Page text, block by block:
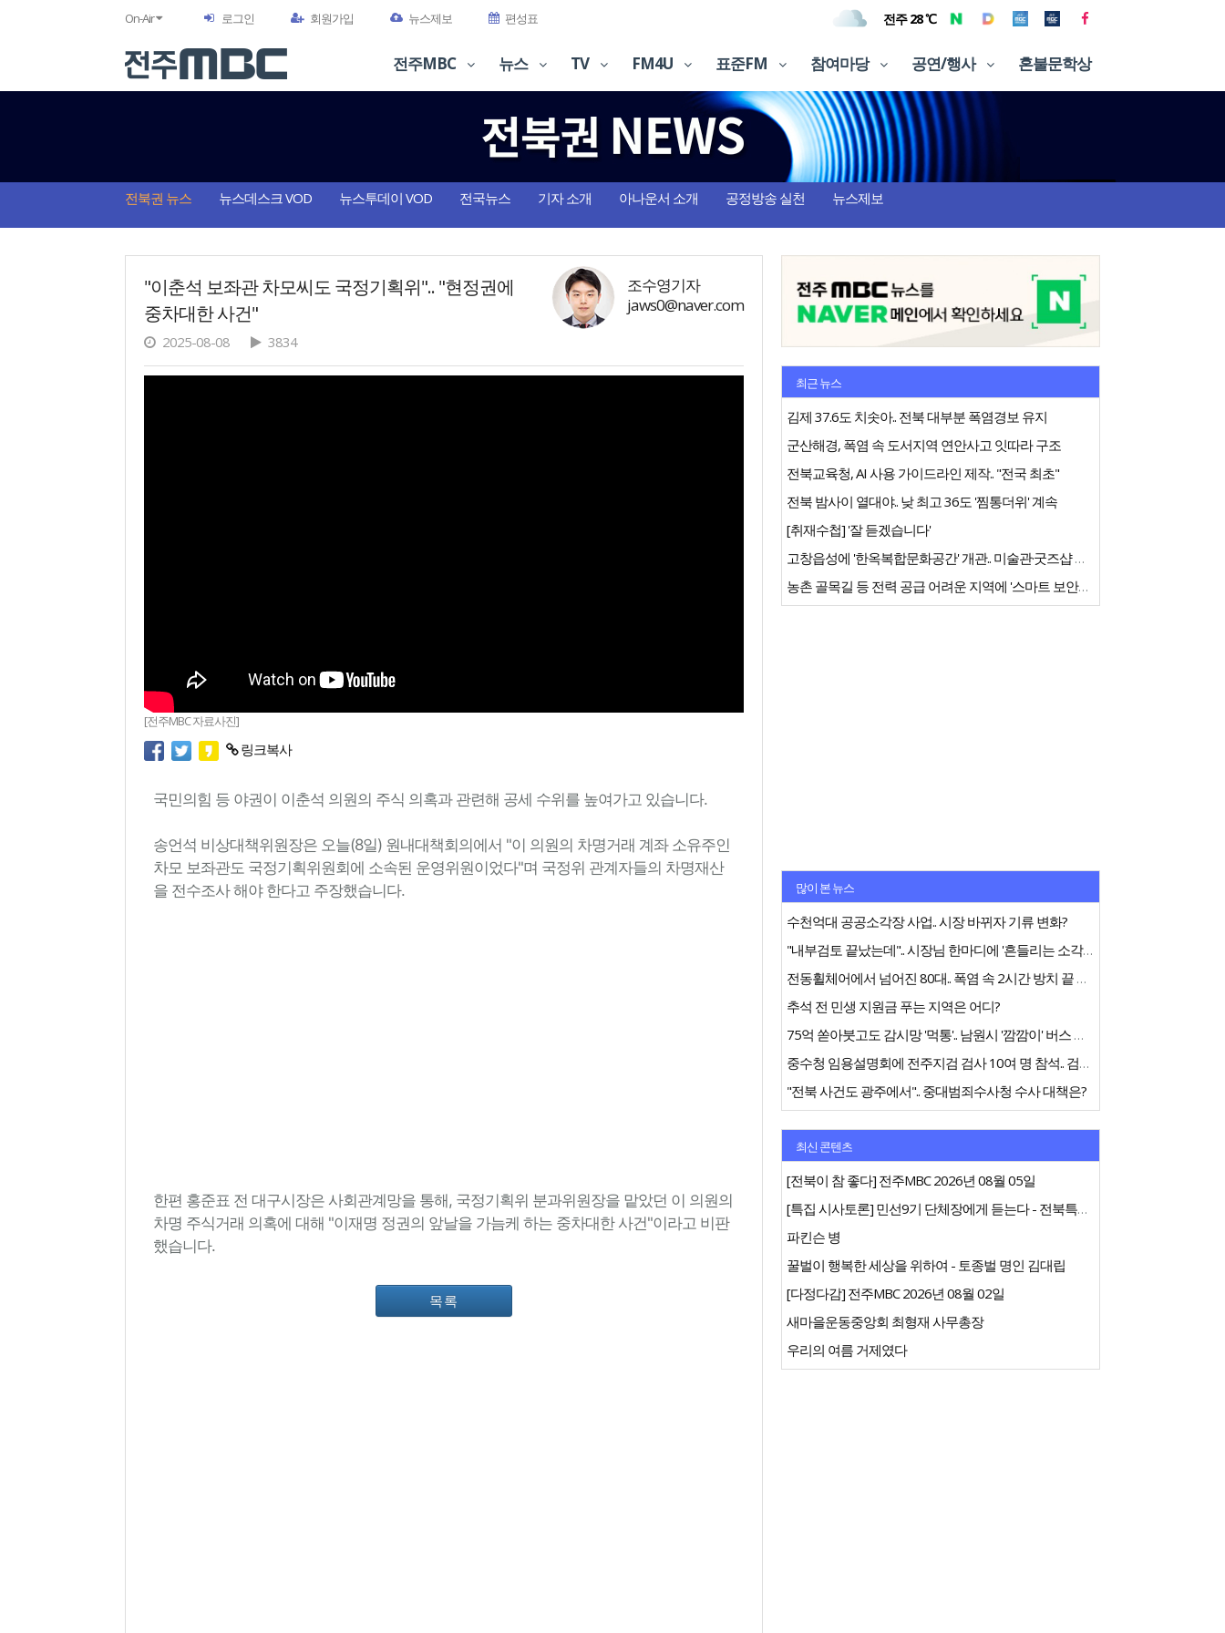
On-Air 로그인 회원가입 뉴스제보 편성표 전주 28 ℃
전주MBC 뉴스 TV FM4U 표준FM 참여마당 공연/행사 혼불문학상
전북권 뉴스 뉴스데스크 VOD 뉴스투데이 VOD 전국뉴스 기자 소개 아나운서 소개 공정방송 실천 뉴스제보
"이춘석 보좌관 차모씨도 국정기획위".. "현정권에
중차대한 사건"
2025-08-08 3834
조수영기자
jaws0@naver.com
[전주MBC 자료사진]
링크복사
국민의힘 등 야권이 이춘석 의원의 주식 의혹과 관련해 공세 수위를 높여가고 있습니다.
송언석 비상대책위원장은 오늘(8일) 원내대책회의에서 "이 의원의 차명거래 계좌 소유주인
차모 보좌관도 국정기획위원회에 소속된 운영위원이었다"며 국정위 관계자들의 차명재산
을 전수조사 해야 한다고 주장했습니다.
한편 홍준표 전 대구시장은 사회관계망을 통해, 국정기획위 분과위원장을 맡았던 이 의원의
차명 주식거래 의혹에 대해 "이재명 정권의 앞날을 가늠케 하는 중차대한 사건"이라고 비판
했습니다.
목록
최근 뉴스
김제 37.6도 치솟아.. 전북 대부분 폭염경보 유지
군산해경, 폭염 속 도서지역 연안사고 잇따라 구조
전북교육청, AI 사용 가이드라인 제작.. "전국 최초"
전북 밤사이 열대야.. 낮 최고 36도 '찜통더위' 계속
[취재수첩] '잘 듣겠습니다'
고창읍성에 '한옥복합문화공간' 개관.. 미술관·굿즈샵 갖춰
농촌 골목길 등 전력 공급 어려운 지역에 '스마트 보안등' 도입
많이 본 뉴스
수천억대 공공소각장 사업.. 시장 바뀌자 기류 변화?
"내부검토 끝났는데".. 시장님 한마디에 '흔들리는 소각장'
전동휠체어에서 넘어진 80대.. 폭염 속 2시간 방치 끝 숨져
추석 전 민생 지원금 푸는 지역은 어디?
75억 쏟아붓고도 감시망 '먹통'.. 남원시 '깜깜이' 버스 행정
중수청 임용설명회에 전주지검 검사 10여 명 참석.. 검사들 '신중론'
"전북 사건도 광주에서".. 중대범죄수사청 수사 대책은?
최신 콘텐츠
[전북이 참 좋다] 전주MBC 2026년 08월 05일
[특집 시사토론] 민선9기 단체장에게 듣는다 - 전북특별자치도지사
파킨슨 병
꿀벌이 행복한 세상을 위하여 - 토종벌 명인 김대립
[다정다감] 전주MBC 2026년 08월 02일
새마을운동중앙회 최형재 사무총장
우리의 여름 거제였다